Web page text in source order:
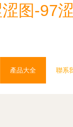
图-97
產品大全 聯系